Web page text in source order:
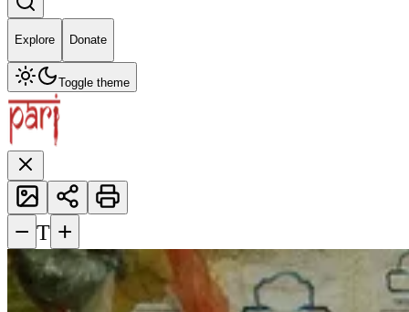
Explore Donate
Toggle theme
− T +